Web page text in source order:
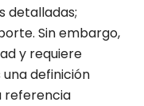
detalladas;
Sin embargo,
y requiere
definición
referencia